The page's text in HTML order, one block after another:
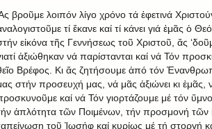
βροῦμε λοιπόν λίγο χρόνο τά ἐφετινά
τί ἔκανε καί τί κάνει γιά ἐμᾶς ὁ
εἰκόνα τῆς Γεννήσεως τοῦ Χριστοῦ, ἄς
ἀξιώθηκαν νά παρίστανται καί νά Τόν
Βρέφος. Κι ἄς ζητήσουμε ἀπό τόν
στήν προσευχή μας, νά μᾶς ἀξιώνει κι ἐμᾶς,
καί νά Τόν γιορτάζουμε μέ τόν
ἁπλότητα τῶν Ποιμένων, τήν προσμονή
τοῦ Ἰωσήφ καί κυρίως μέ τή στοργή